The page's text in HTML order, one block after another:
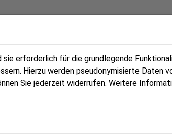
erforderlich für die grundlegende
Hierzu werden pseudonymisierte Daten
Sie jederzeit widerrufen. Weitere